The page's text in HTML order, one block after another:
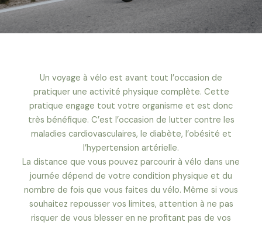
Un voyage à vélo est avant tout l’occasion de
pratiquer une activité physique complète. Cette
pratique engage tout votre organisme et est donc
très bénéfique. C’est l’occasion de lutter contre les
maladies cardiovasculaires, le diabète, l’obésité et
l’hypertension artérielle.
La distance que vous pouvez parcourir à vélo dans une
journée dépend de votre condition physique et du
nombre de fois que vous faites du vélo. Même si vous
souhaitez repousser vos limites, attention à ne pas
risquer de vous blesser en ne profitant pas de vos